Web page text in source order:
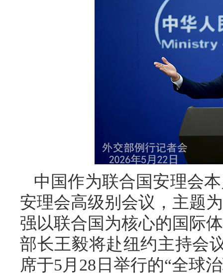
中国作为联合国安理会
安理会高级别会议，主题
强以联合国为核心的国际
部长王毅将赴纽约主持会
席于5月28日举行的“全球